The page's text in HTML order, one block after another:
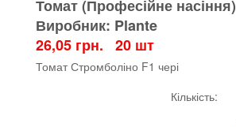
Томат (Професійне насіння)
Виробник: Plante
26,05 грн. 20 шт
Томат Стромболіно F1 чері
Кількість: